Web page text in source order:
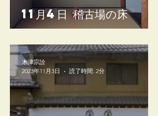
11月4日 稽古場の床
木津宗詮
2023年11月3日
読了時間: 2分